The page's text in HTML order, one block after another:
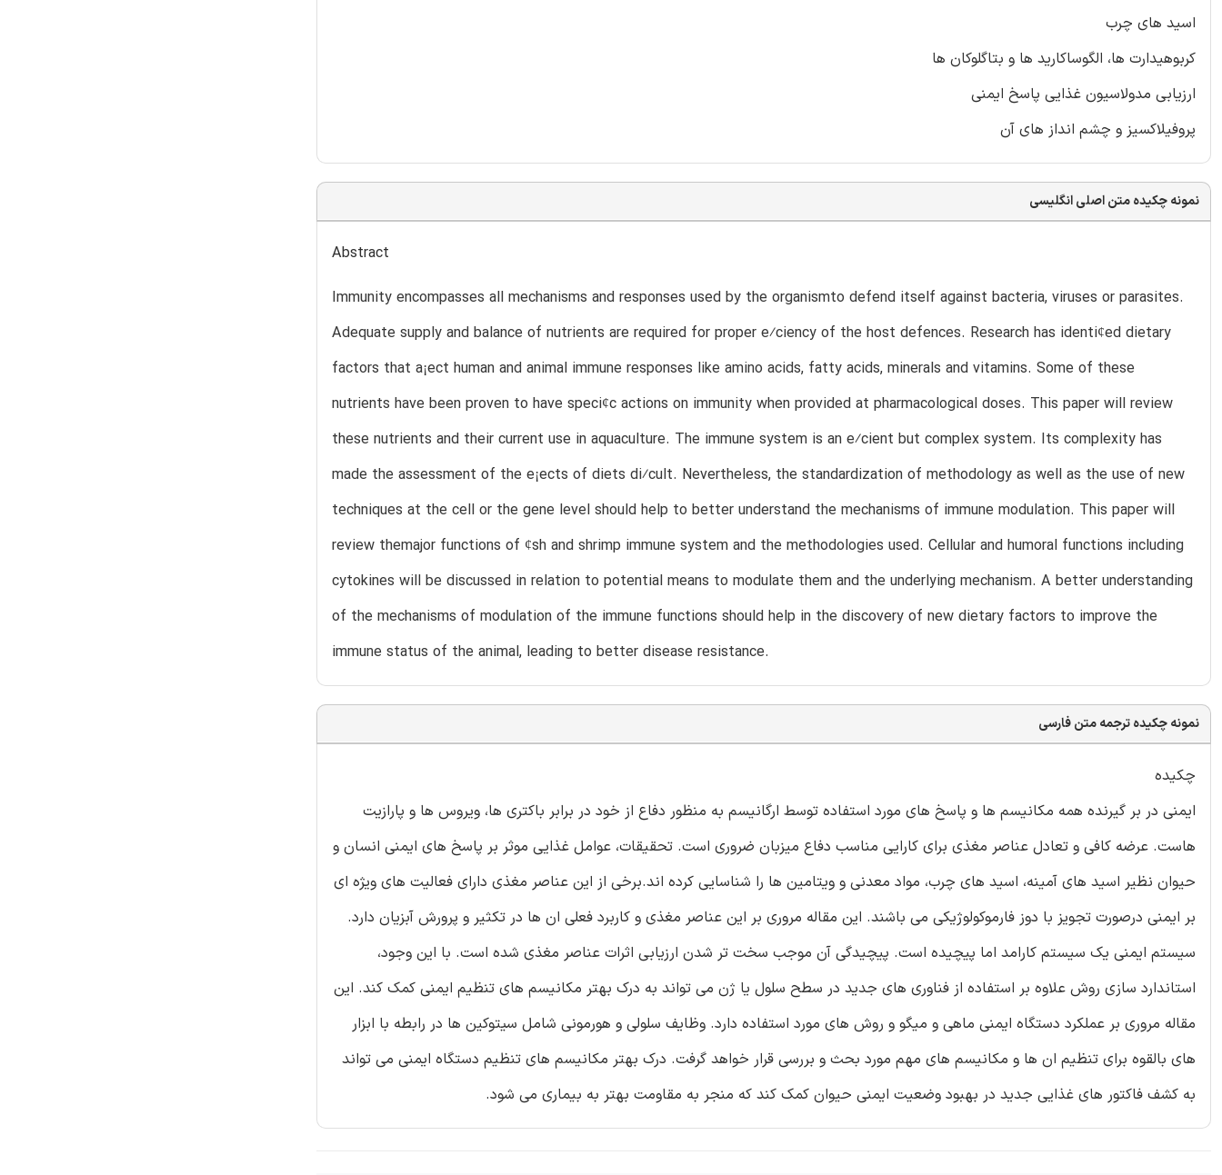
اسید های چرب
کربوهیدارت ها، الگوساکارید ها و بتاگلوکان ها
ارزیابی مدولاسیون غذایی پاسخ ایمنی
پروفیلاکسیز و چشم انداز های آن
نمونه چکیده متن اصلی انگلیسی
Abstract
Immunity encompasses all mechanisms and responses used by the organismto defend itself against bacteria, viruses or parasites.
Adequate supply and balance of nutrients are required for proper e⁄ciency of the host defences. Research has identi¢ed dietary
factors that a¡ect human and animal immune responses like amino acids, fatty acids, minerals and vitamins. Some of these
nutrients have been proven to have speci¢c actions on immunity when provided at pharmacological doses. This paper will review
these nutrients and their current use in aquaculture. The immune system is an e⁄cient but complex system. Its complexity has
made the assessment of the e¡ects of diets di⁄cult. Nevertheless, the standardization of methodology as well as the use of new
techniques at the cell or the gene level should help to better understand the mechanisms of immune modulation. This paper will
review themajor functions of ¢sh and shrimp immune system and the methodologies used. Cellular and humoral functions including
cytokines will be discussed in relation to potential means to modulate them and the underlying mechanism. A better understanding
of the mechanisms of modulation of the immune functions should help in the discovery of new dietary factors to improve the
immune status of the animal, leading to better disease resistance.
نمونه چکیده ترجمه متن فارسی
چکیده
ایمنی در بر گیرنده همه مکانیسم ها و پاسخ های مورد استفاده توسط ارگانیسم به منظور دفاع از خود در برابر باکتری ها، ویروس ها و پارازیت
هاست. عرضه کافی و تعادل عناصر مغذی برای کارایی مناسب دفاع میزبان ضروری است. تحقیقات، عوامل غذایی موثر بر پاسخ های ایمنی انسان و
حیوان نظیر اسید های آمینه، اسید های چرب، مواد معدنی و ویتامین ها را شناسایی کرده اند.برخی از این عناصر مغذی دارای فعالیت های ویژه ای
بر ایمنی درصورت تجویز با دوز فارموکولوژیکی می باشند. این مقاله مروری بر این عناصر مغذی و کاربرد فعلی ان ها در تکثیر و پرورش آبزیان دارد.
سیستم ایمنی یک سیستم کارامد اما پیچیده است. پیچیدگی آن موجب سخت تر شدن ارزیابی اثرات عناصر مغذی شده است. با این وجود،
استاندارد سازی روش علاوه بر استفاده از فناوری های جدید در سطح سلول یا ژن می تواند به درک بهتر مکانیسم های تنظیم ایمنی کمک کند. این
مقاله مروری بر عملکرد دستگاه ایمنی ماهی و میگو و روش های مورد استفاده دارد. وظایف سلولی و هورمونی شامل سیتوکین ها در رابطه با ابزار
های بالقوه برای تنظیم ان ها و مکانیسم های مهم مورد بحث و بررسی قرار خواهد گرفت. درک بهتر مکانیسم های تنظیم دستگاه ایمنی می تواند
به کشف فاکتور های غذایی جدید در بهبود وضعیت ایمنی حیوان کمک کند که منجر به مقاومت بهتر به بیماری می شود.